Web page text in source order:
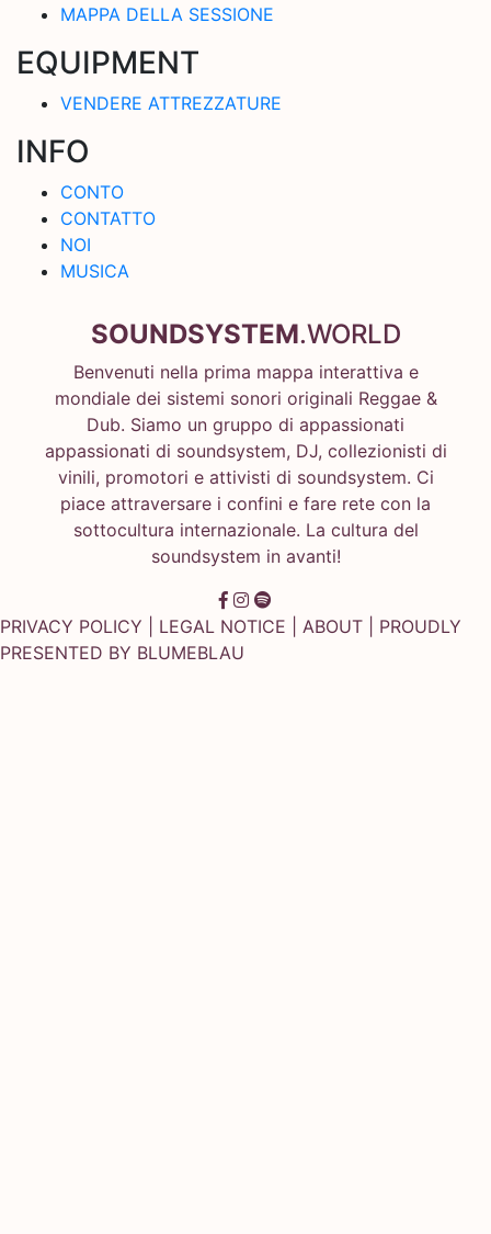
MAPPA DELLA SESSIONE
EQUIPMENT
VENDERE ATTREZZATURE
INFO
CONTO
CONTATTO
NOI
MUSICA
SOUNDSYSTEM.WORLD
Benvenuti nella prima mappa interattiva e
mondiale dei sistemi sonori originali Reggae &
Dub. Siamo un gruppo di appassionati
appassionati di soundsystem, DJ, collezionisti di
vinili, promotori e attivisti di soundsystem. Ci
piace attraversare i confini e fare rete con la
sottocultura internazionale. La cultura del
soundsystem in avanti!
PRIVACY POLICY LEGAL NOTICE ABOUT | PROUDLY
PRESENTED BY BLUMEBLAU